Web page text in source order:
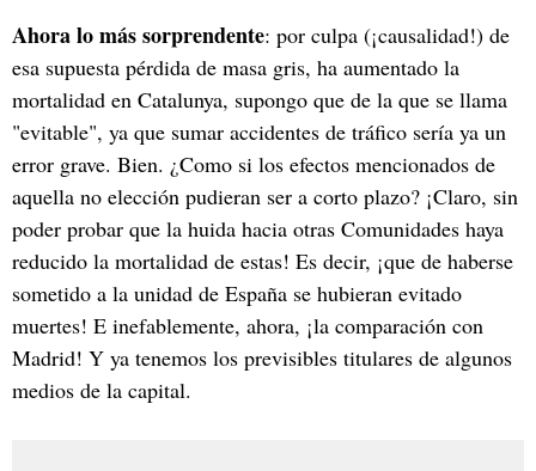
Ahora lo más sorprendente: por culpa (¡causalidad!) de
esa supuesta pérdida de masa gris, ha aumentado la
mortalidad en Catalunya, supongo que de la que se llama
"evitable", ya que sumar accidentes de tráfico sería ya un
error grave. Bien. ¿Como si los efectos mencionados de
aquella no elección pudieran ser a corto plazo? ¡Claro, sin
poder probar que la huida hacia otras Comunidades haya
reducido la mortalidad de estas! Es decir, ¡que de haberse
sometido a la unidad de España se hubieran evitado
muertes! E inefablemente, ahora, ¡la comparación con
Madrid! Y ya tenemos los previsibles titulares de algunos
medios de la capital.